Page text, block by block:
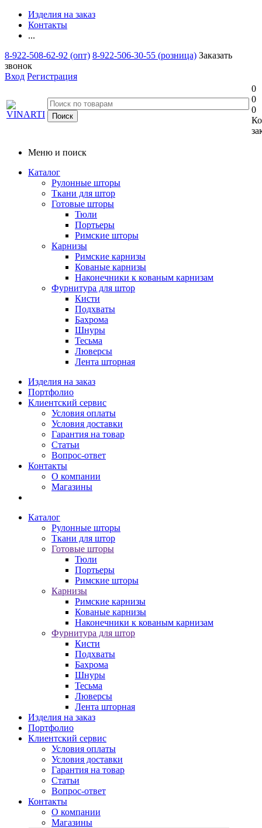
Изделия на заказ
Контакты
...
8-922-508-62-92 (опт) 8-922-506-30-55 (розница) Заказать
звонок
Вход Регистрация
0
0
0
Меню и поиск
Каталог
Рулонные шторы
Ткани для штор
Готовые шторы
Тюли
Портьеры
Римские шторы
Карнизы
Римские карнизы
Кованые карнизы
Наконечники к кованым карнизам
Фурнитура для штор
Кисти
Подхваты
Бахрома
Шнуры
Тесьма
Люверсы
Лента шторная
Изделия на заказ
Портфолио
Клиентский сервис
Условия оплаты
Условия доставки
Гарантия на товар
Статьи
Вопрос-ответ
Контакты
О компании
Магазины
Каталог
Рулонные шторы
Ткани для штор
Готовые шторы
Тюли
Портьеры
Римские шторы
Карнизы
Римские карнизы
Кованые карнизы
Наконечники к кованым карнизам
Фурнитура для штор
Кисти
Подхваты
Бахрома
Шнуры
Тесьма
Люверсы
Лента шторная
Изделия на заказ
Портфолио
Клиентский сервис
Условия оплаты
Условия доставки
Гарантия на товар
Статьи
Вопрос-ответ
Контакты
О компании
Магазины